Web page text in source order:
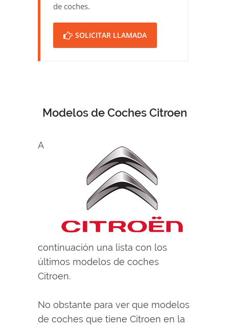
de coches.
SOLICITAR LLAMADA
Modelos de Coches Citroen
A
continuación una lista con los
últimos modelos de coches
Citroen.
No obstante para ver que modelos
de coches que tiene Citroen en la